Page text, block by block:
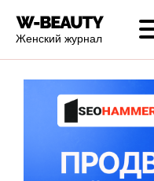
Женский журнал